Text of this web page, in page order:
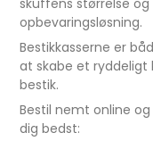
skuffens størrelse
opbevaringsløsning.
Bestikkasserne er
at skabe et
bestik.
Bestil nemt online
dig bedst: